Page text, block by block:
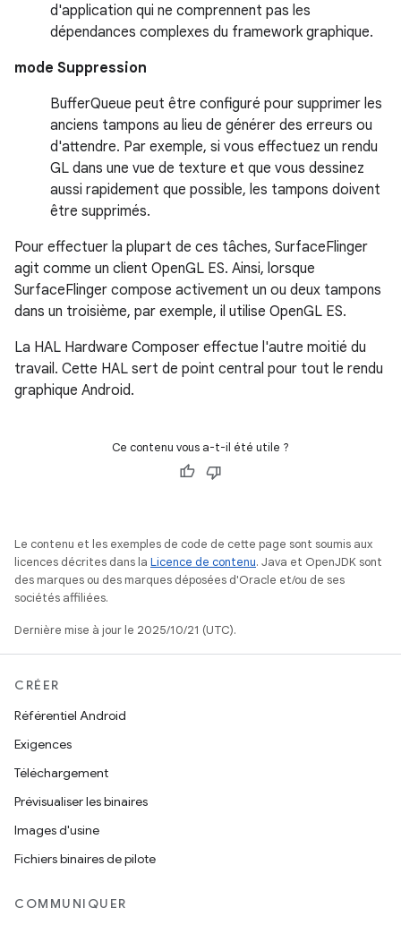
d'application qui ne comprennent pas les
dépendances complexes du framework graphique.
mode Suppression
BufferQueue peut être configuré pour supprimer les
anciens tampons au lieu de générer des erreurs ou
d'attendre. Par exemple, si vous effectuez un rendu
GL dans une vue de texture et que vous dessinez
aussi rapidement que possible, les tampons doivent
être supprimés.
Pour effectuer la plupart de ces tâches, SurfaceFlinger
agit comme un client OpenGL ES. Ainsi, lorsque
SurfaceFlinger compose activement un ou deux tampons
dans un troisième, par exemple, il utilise OpenGL ES.
La HAL Hardware Composer effectue l'autre moitié du
travail. Cette HAL sert de point central pour tout le rendu
graphique Android.
Ce contenu vous a-t-il été utile ?
Le contenu et les exemples de code de cette page sont soumis aux
licences décrites dans la Licence de contenu. Java et OpenJDK sont
des marques ou des marques déposées d'Oracle et/ou de ses
sociétés affiliées.
Dernière mise à jour le 2025/10/21 (UTC).
CRÉER
Référentiel Android
Exigences
Téléchargement
Prévisualiser les binaires
Images d'usine
Fichiers binaires de pilote
COMMUNIQUER